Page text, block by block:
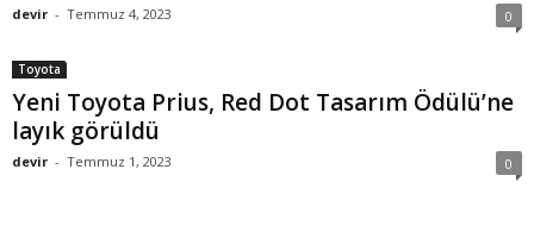
devir - Temmuz 4, 2023 0
Toyota
Yeni Toyota Prius, Red Dot Tasarım Ödülü’ne
layık görüldü
devir - Temmuz 1, 2023 0